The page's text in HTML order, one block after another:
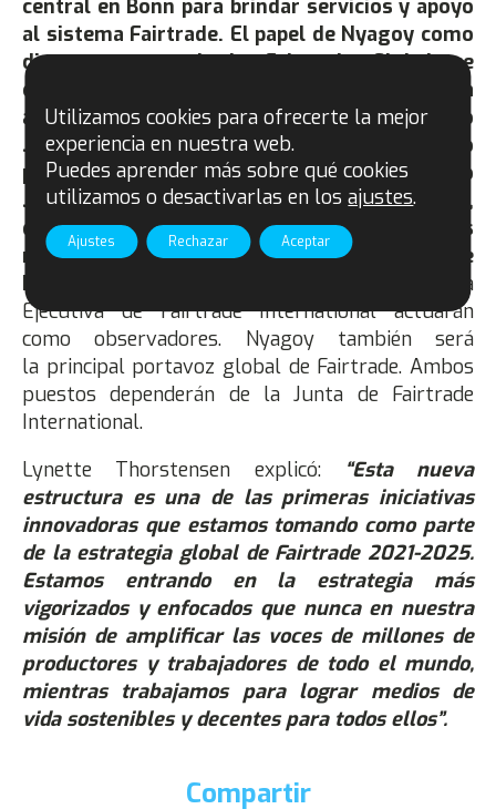
central en Bonn para brindar servicios y apoyo
al sistema Fairtrade. El papel de Nyagoy como
directora general de Fairtrade Global se
centrará en mantener la coherencia y la
alineación en todo el movimiento de Comercio
Justo Fairtrade, mientras actúa como
presidenta del Equipo Ejecutivo de Comercio
Justo Fairtrade recientemente establecido,
que incluye tres representantes de oficinas
nacionales y un representante de cada Red de
Productores.
El CEO de FLOCERT y la Directora
Ejecutiva de Fairtrade International actuarán
como observadores. Nyagoy también será
la principal portavoz global de Fairtrade. Ambos
puestos dependerán de la Junta de Fairtrade
International.
Lynette Thorstensen explicó:“Esta nueva
estructura es una de las primeras iniciativas
innovadoras que estamos tomando como parte
de la estrategia global de Fairtrade 2021-2025.
Estamos entrando en la estrategia más
vigorizados y enfocados que nunca en nuestra
misión de amplificar las voces de millones de
productores y trabajadores de todo el mundo,
mientras trabajamos para lograr medios de
vida sostenibles y decentes para todos ellos”.
Compartir
Utilizamos cookies para ofrecerte la mejor
experiencia en nuestra web.
Puedes aprender más sobre qué cookies
utilizamos o desactivarlas en losajustes.
Aceptar
Rechazar
Ajustes